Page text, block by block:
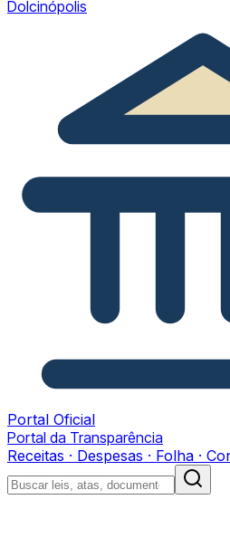
Dolcinópolis
Portal Oficial
Portal da Transparência
Receitas · Despesas · Folha ·